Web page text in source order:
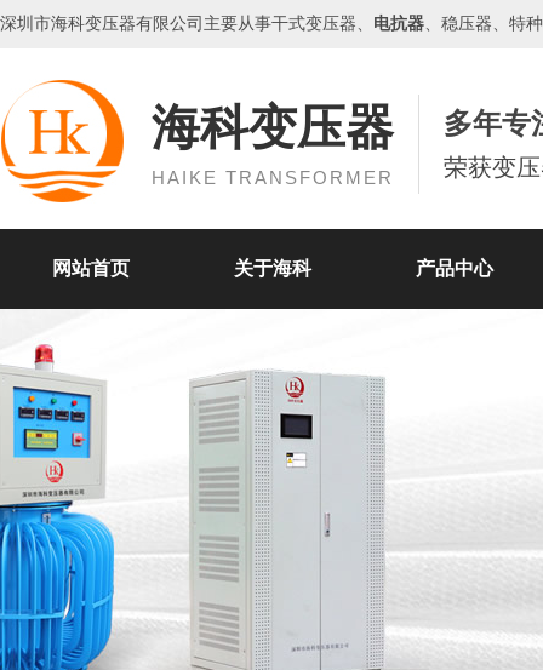
深圳市海科变压器有限公司主要从事干式变压器、 电抗器、 稳压器、特
海科变压器
HAIKE TRANSFORMER
多年专
荣获变
网站首页 关于海科 产品中心